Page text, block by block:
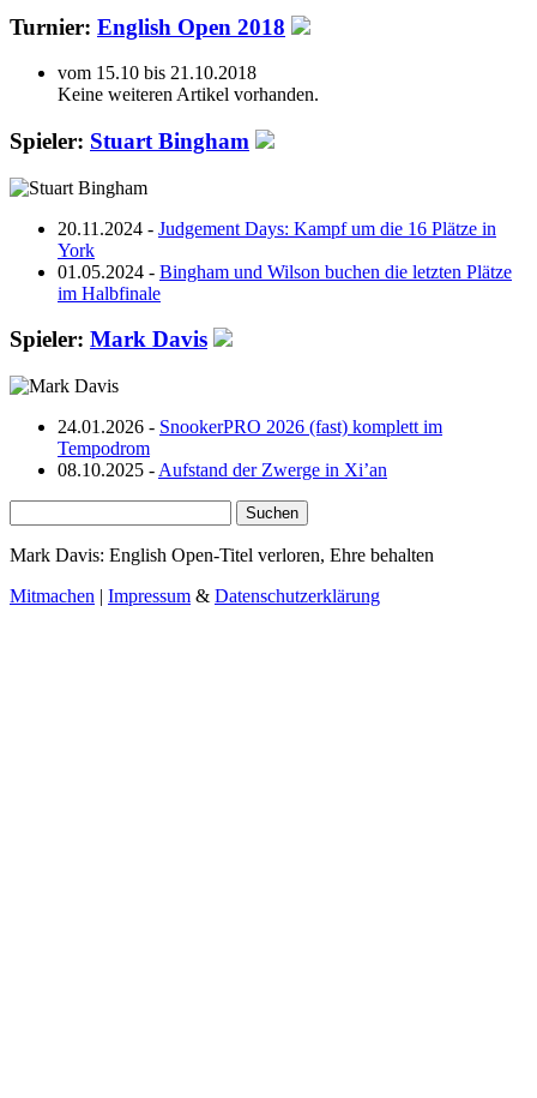
Turnier: English Open 2018
vom 15.10 bis 21.10.2018
Keine weiteren Artikel vorhanden.
Spieler: Stuart Bingham
20.11.2024 - Judgement Days: Kampf um die 16 Plätze in
York
01.05.2024 - Bingham und Wilson buchen die letzten Plätze
im Halbfinale
Spieler: Mark Davis
24.01.2026 - SnookerPRO 2026 (fast) komplett im
Tempodrom
08.10.2025 - Aufstand der Zwerge in Xi’an
nach:
Mark Davis: English Open-Titel verloren, Ehre behalten
Mitmachen | Impressum & Datenschutzerklärung